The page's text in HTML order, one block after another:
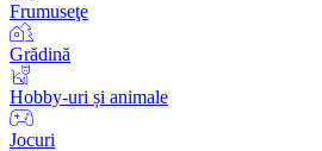
Frumuseţe
Grădină
Hobby-uri și animale
Jocuri